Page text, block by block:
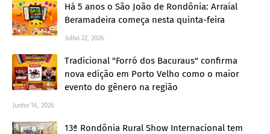
Há 5 anos o São João de Rondônia: Arraial
Beramadeira começa nesta quinta-feira
Julho 22, 2026
Tradicional "Forró dos Bacuraus" confirma
nova edição em Porto Velho como o maior
evento do gênero na região
Junho 16, 2026
13ª Rondônia Rural Show Internacional tem